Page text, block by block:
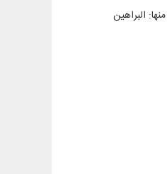
البراهين